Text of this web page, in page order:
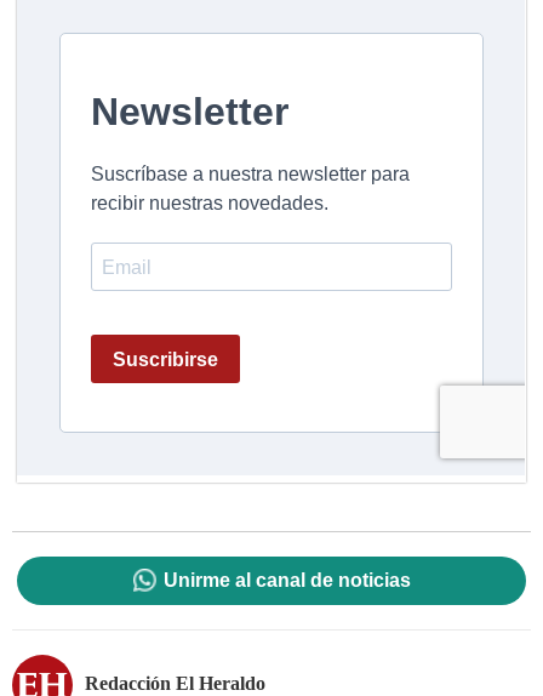
Unirme al canal de noticias
Redacción El Heraldo